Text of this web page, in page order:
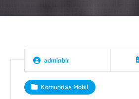
adminbir
Komunitas Mobil